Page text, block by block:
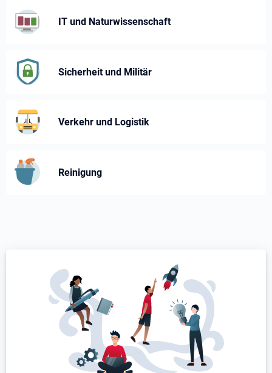
IT und Naturwissenschaft
Sicherheit und Militär
Verkehr und Logistik
Reinigung